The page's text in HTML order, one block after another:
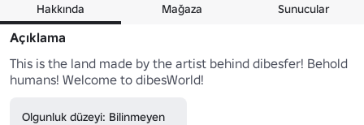
Hakkında Mağaza Sunucular
Açıklama
This is the land made by the artist behind dibesfer! Behold
humans! Welcome to dibesWorld!
Olgunluk düzeyi: Bilinmeyen